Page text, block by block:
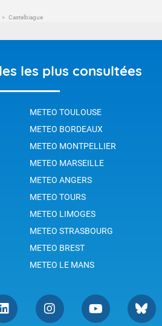
Castelbiague
les plus consultées
METEO TOULOUSE
METEO BORDEAUX
METEO MONTPELLIER
METEO MARSEILLE
METEO ANGERS
METEO TOURS
METEO LIMOGES
METEO STRASBOURG
METEO BREST
METEO LE MANS